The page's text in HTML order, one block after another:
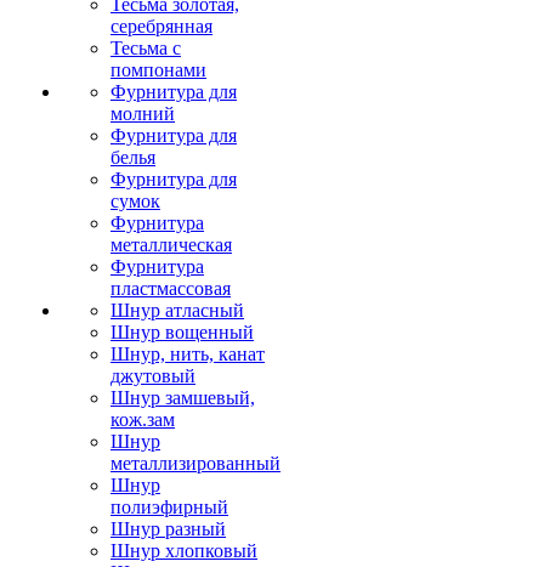
Тесьма золотая,
серебрянная
Тесьма с
помпонами
Фурнитура для
молний
Фурнитура для
белья
Фурнитура для
сумок
Фурнитура
металлическая
Фурнитура
пластмассовая
Шнур атласный
Шнур вощенный
Шнур, нить, канат
джутовый
Шнур замшевый,
кож.зам
Шнур
металлизированный
Шнур
полиэфирный
Шнур разный
Шнур хлопковый